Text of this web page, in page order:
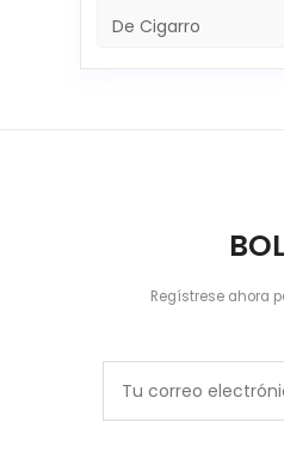
De Cigarro
Regístrese ahora